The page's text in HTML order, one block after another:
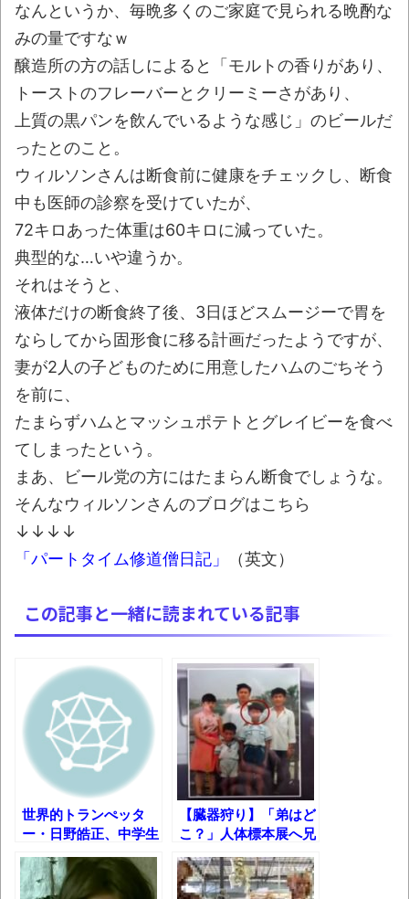
お前らの身体の悩み教えてくれ
『FF15』が発売10周年！ノクティスフィギ
ュアなどが当たる記念くじが登場です
みんななんだかんだ言ってお金持ってんじ
ゃん
「アメリカのヤンキーがアジア人にケンカ
を売った結果ｗｗｗ」 ほか
【読書感想】山野辺太郎『いつか深い穴に
落ちるまで』
映画ちいかわ観に行ったので感想を書きま
す(若干ネタバレあり) 26/07/25
マケイン9巻＆アニメ公式ガイド感想
独学で挑んだ2026年二級建築士学科試験結
果速報（仮）
体験談：仕事で同じビルの中に入っている
グループ会社の嫁子 [ほのぼの]
葉月つばさちゃん、昔から見てるんだけど
かなりお姉さんになったね
Backupper Standard 8.3.0 などバージョンア
ップ
高嶋ちさ子、ダウン症の姉が暴行事件！事
件の一部始終と衝撃の結末
【呆然】北海道旅行ワイ「ウニイクラ丼特
盛で食うぞ！！！うおおおおおおお
お！！！！！」→結
果･････････････････････････････
【動画】カニ、ちょっかい出してきた陰に
長野県のなめこのデカさが規格外だったｗ
なんというか、毎晩多くのご家庭で見られる晩酌な
みの量ですなｗ
醸造所の方の話しによると「モルトの香りがあり、
トーストのフレーバーとクリーミーさがあり、
上質の黒パンを飲んでいるような感じ」のビールだ
ったとのこと。
ウィルソンさんは断食前に健康をチェックし、断食
中も医師の診察を受けていたが、
72キロあった体重は60キロに減っていた。
典型的な…いや違うか。
それはそうと、
液体だけの断食終了後、3日ほどスムージーで胃を
ならしてから固形食に移る計画だったようですが、
妻が2人の子どものために用意したハムのごちそう
を前に、
たまらずハムとマッシュポテトとグレイビーを食べ
てしまったという。
まあ、ビール党の方にはたまらん断食でしょうな。
そんなウィルソンさんのブログはこちら
↓↓↓↓
「パートタイム修道僧日記」
（英文）
この記事と一緒に読まれている記事
世界的トランぺッタ
ー・日野皓正、中学生
に往復ビンタ
【臓器狩り】「弟はど
こ？」人体標本展へ兄
がDNA鑑定を要求し
たニュース映像